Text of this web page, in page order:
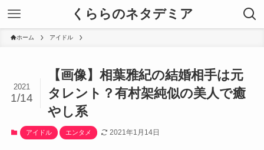
くららのネタデミア
ホーム アイドル
【画像】相葉雅紀の結婚相手は元
タレント？有村架純似の美人で癒
やし系
2021
1/14
アイドル エンタメ 2021年1月14日